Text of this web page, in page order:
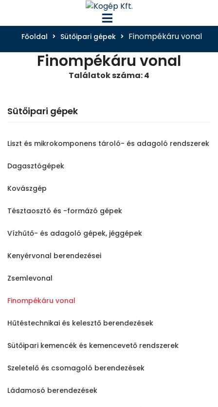
Főoldal
Termékek
A
Főoldal Sütőipari gépek Finompékáru vonal
Finompékáru vonal
Találatok száma: 4
Sütőipari gépek
Liszt és mikrokomponens tároló- és adagoló rendszerek
Dagasztógépek
Kovászgép
Tésztaosztó és -formázó gépek
Vízhűtő- és adagoló gépek, jéggépek
Kenyérvonal berendezései
Zsemlevonal
Finompékáru vonal
Hűtéstechnikai és kelesztő berendezések
Sütőipari kemencék és kemencevető rendszerek
Szeletelő és csomagoló berendezések
Ládamosó berendezések